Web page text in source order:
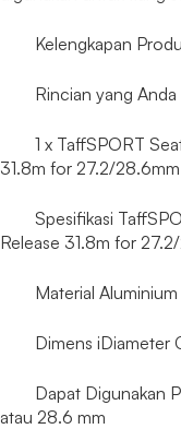
Kelengkapan
Rincian yang
1 x TaffSPORT
31.8m for 27.2/
Spesifikasi
Release 31.8m for
Material Aluminium
Dimens iDiameter
Dapat Digunakan
atau 28.6 mm